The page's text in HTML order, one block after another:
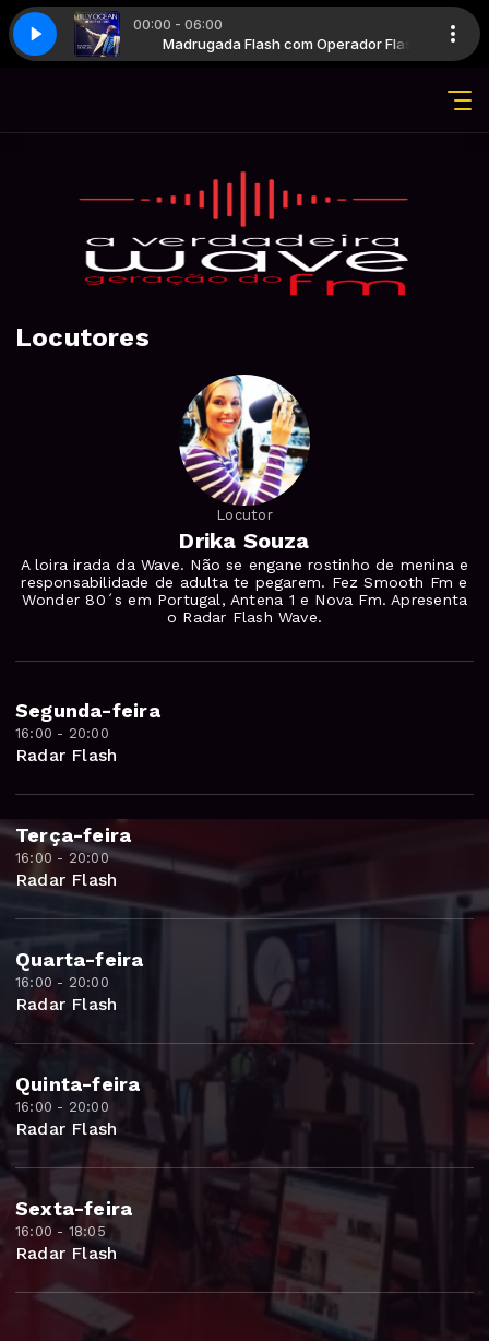
00:00 - 06:00
Operador Flash Madrugada Flash com Operador Flash
Queen Billy Ocean - Caribbean Queen
Locutores
Locutor
Drika Souza
A loira irada da Wave. Não se engane rostinho de menina e
responsabilidade de adulta te pegarem. Fez Smooth Fm e
Wonder 80´s em Portugal, Antena 1 e Nova Fm. Apresenta
o Radar Flash Wave.
Segunda-feira
16:00 - 20:00
Radar Flash
Terça-feira
16:00 - 20:00
Radar Flash
Quarta-feira
16:00 - 20:00
Radar Flash
Quinta-feira
16:00 - 20:00
Radar Flash
Sexta-feira
16:00 - 18:05
Radar Flash